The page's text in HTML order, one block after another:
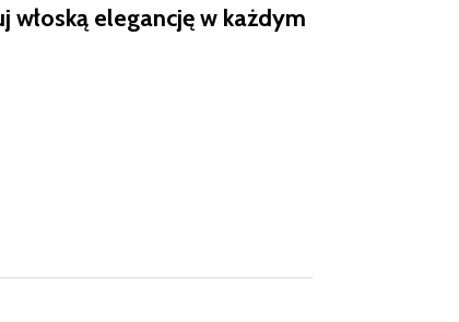
włoską elegancję w każdym